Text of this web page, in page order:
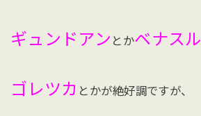
ギュンドアン とかベナスル
ゴレツカ とかが絶好調ですが、